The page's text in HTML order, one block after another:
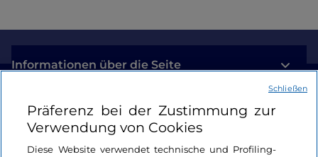
Informationen über die Seite
Nützliche Links
Login
Präferenz bei der Zustimmung zur
Verwendung von Cookies
Diese Website verwendet technische und Profiling-
Schließen